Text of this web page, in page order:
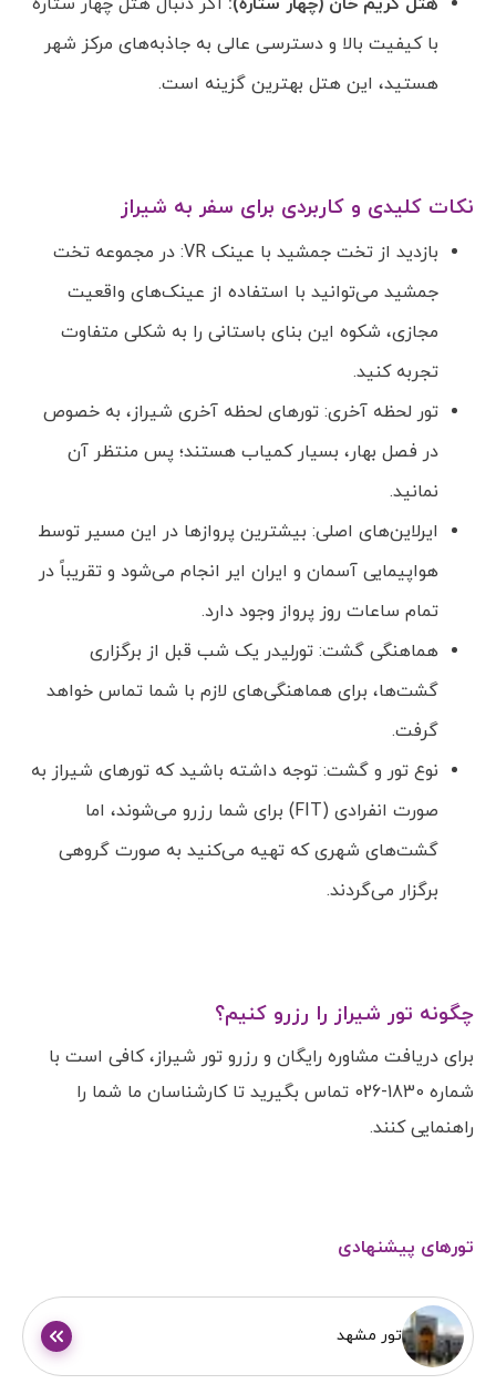
با کیفیت بالا و دسترسی عالی به جاذبه‌های مرکز شهر
هستید، این هتل بهترین گزینه است.
نکات کلیدی و کاربردی برای سفر به شیراز
بازدید از تخت جمشید با عینک VR: در مجموعه تخت
جمشید می‌توانید با استفاده از عینک‌های واقعیت
مجازی، شکوه این بنای باستانی را به شکلی متفاوت
تجربه کنید.
تور لحظه آخری: تورهای لحظه آخری شیراز، به خصوص
در فصل بهار، بسیار کمیاب هستند؛ پس منتظر آن
نمانید.
ایرلاین‌های اصلی: بیشترین پروازها در این مسیر توسط
هواپیمایی آسمان و ایران ایر انجام می‌شود و تقریباً در
تمام ساعات روز پرواز وجود دارد.
هماهنگی گشت: تورلیدر یک شب قبل از برگزاری
گشت‌ها، برای هماهنگی‌های لازم با شما تماس خواهد
گرفت.
نوع تور و گشت: توجه داشته باشید که تورهای شیراز به
صورت انفرادی (FIT) برای شما رزرو می‌شوند، اما
گشت‌های شهری که تهیه می‌کنید به صورت گروهی
برگزار می‌گردند.
چگونه تور شیراز را رزرو کنیم؟
برای دریافت مشاوره رایگان و رزرو تور شیراز، کافی است با
شماره 1830-026 تماس بگیرید تا کارشناسان ما شما را
راهنمایی کنند.
تورهای پیشنهادی
تور مشهد